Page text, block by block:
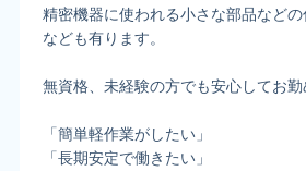
精密機器に使われる小さな部品など
なども有ります。
無資格、未経験の方でも安心してお勤
「簡単軽作業がしたい」
「長期安定で働きたい」